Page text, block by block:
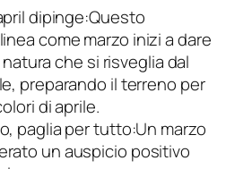
dipinge:Questo
come marzo inizi a dare
che si risveglia dal
preparando il terreno per
di aprile.
paglia per tutto:Un marzo
un auspicio positivo